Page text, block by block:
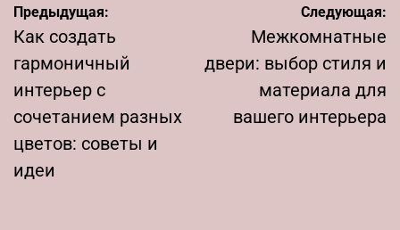
Навигация
по
записям
Предыдущая:
Как создать
гармоничный
интерьер с
сочетанием разных
цветов: советы и
идеи
Следующая:
Межкомнатные
двери: выбор стиля и
материала для
вашего интерьера